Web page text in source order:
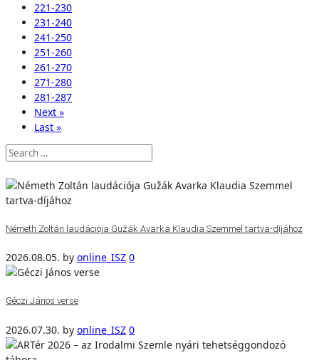
221-230
231-240
241-250
251-260
261-270
271-280
281-287
Next »
Last »
Németh Zoltán laudációja Gužák Avarka Klaudia Szemmel tartva-díjához
2026.08.05. by online_ISZ 0
Géczi János verse
2026.07.30. by online_ISZ 0